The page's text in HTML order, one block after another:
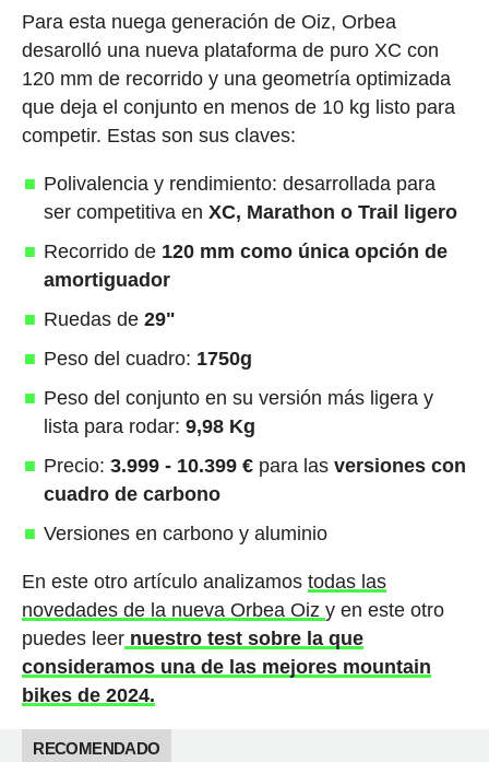
Para esta nuega generación de Oiz, Orbea
desarolló una nueva plataforma de puro XC con
120 mm de recorrido y una geometría optimizada
que deja el conjunto en menos de 10 kg listo para
competir. Estas son sus claves:
Polivalencia y rendimiento: desarrollada para
ser competitiva en XC, Marathon o Trail ligero
Recorrido de 120 mm como única opción de
amortiguador
Ruedas de 29"
Peso del cuadro: 1750g
Peso del conjunto en su versión más ligera y
lista para rodar: 9,98 Kg
Precio: 3.999 - 10.399 €para las versiones con
cuadro de carbono
Versiones en carbono y aluminio
En este otro artículo analizamos todas las
novedades de la nueva Orbea Oiz y en este otro
puedes leernuestro test sobre la que
consideramos una de las mejores mountain
bikes de 2024.
RECOMENDADO